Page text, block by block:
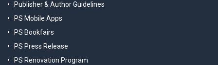
Publisher & Author Guidelines
PS Mobile Apps
PS Bookfairs
PS Press Release
PS Renovation Program